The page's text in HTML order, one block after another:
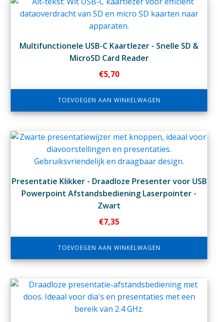
Multifunctionele USB-C Kaartlezer - Snelle SD &
MicroSD Card Reader
€5,70
TOEVOEGEN AAN WINKELWAGEN
Presentatie Klikker - Draadloze Presenter voor USB
Powerpoint Afstandsbediening Laserpointer -
Zwart
€7,35
TOEVOEGEN AAN WINKELWAGEN